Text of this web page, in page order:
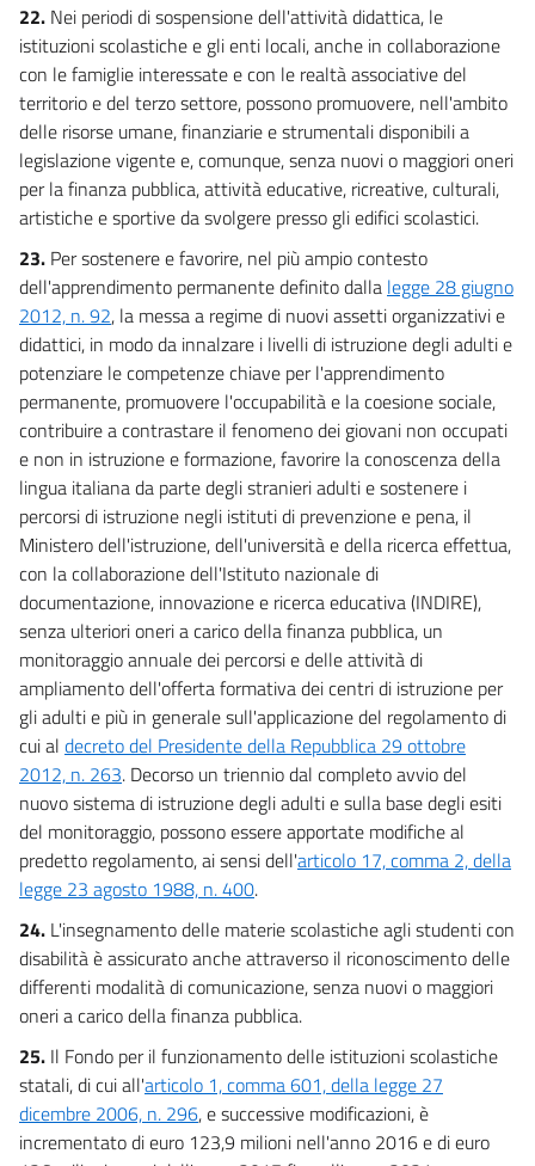
22. Nei periodi di sospensione dell'attività didattica, le
istituzioni scolastiche e gli enti locali, anche in collaborazione
con le famiglie interessate e con le realtà associative del
territorio e del terzo settore, possono promuovere, nell'ambito
delle risorse umane, finanziarie e strumentali disponibili a
legislazione vigente e, comunque, senza nuovi o maggiori oneri
per la finanza pubblica, attività educative, ricreative, culturali,
artistiche e sportive da svolgere presso gli edifici scolastici.
23. Per sostenere e favorire, nel più ampio contesto
dell'apprendimento permanente definito dalla legge 28 giugno
2012, n. 92, la messa a regime di nuovi assetti organizzativi e
didattici, in modo da innalzare i livelli di istruzione degli adulti e
potenziare le competenze chiave per l'apprendimento
permanente, promuovere l'occupabilità e la coesione sociale,
contribuire a contrastare il fenomeno dei giovani non occupati
e non in istruzione e formazione, favorire la conoscenza della
lingua italiana da parte degli stranieri adulti e sostenere i
percorsi di istruzione negli istituti di prevenzione e pena, il
Ministero dell'istruzione, dell'università e della ricerca effettua,
con la collaborazione dell'Istituto nazionale di
documentazione, innovazione e ricerca educativa (INDIRE),
senza ulteriori oneri a carico della finanza pubblica, un
monitoraggio annuale dei percorsi e delle attività di
ampliamento dell'offerta formativa dei centri di istruzione per
gli adulti e più in generale sull'applicazione del regolamento di
cui al decreto del Presidente della Repubblica 29 ottobre
2012, n. 263. Decorso un triennio dal completo avvio del
nuovo sistema di istruzione degli adulti e sulla base degli esiti
del monitoraggio, possono essere apportate modifiche al
predetto regolamento, ai sensi dell'articolo 17, comma 2, della
legge 23 agosto 1988, n. 400.
24. L'insegnamento delle materie scolastiche agli studenti con
disabilità è assicurato anche attraverso il riconoscimento delle
differenti modalità di comunicazione, senza nuovi o maggiori
oneri a carico della finanza pubblica.
25. Il Fondo per il funzionamento delle istituzioni scolastiche
statali, di cui all'articolo 1, comma 601, della legge 27
dicembre 2006, n. 296, e successive modificazioni, è
incrementato di euro 123,9 milioni nell'anno 2016 e di euro